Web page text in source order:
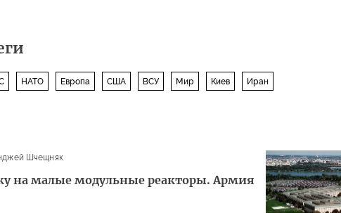
НАТО Европа США ВСУ Мир Киев Иран
Шчещняк
на малые модульные реакторы. Армия